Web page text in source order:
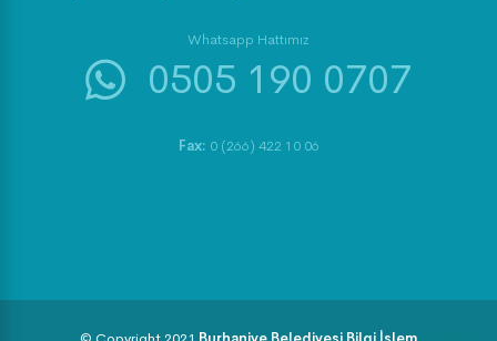
Whatsapp Hattımız
0505 190 0707
Fax: 0 (266) 422 10 06